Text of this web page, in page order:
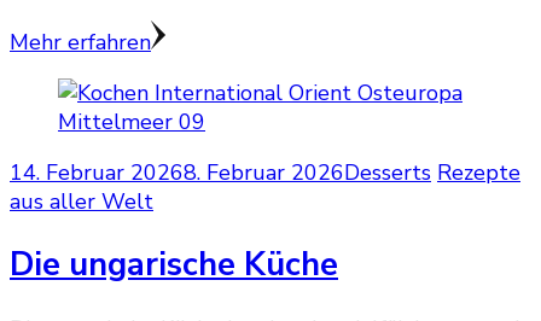
Mehr erfahren
14. Februar 20268. Februar 2026Desserts Rezepte
aus aller Welt
Die ungarische Küche